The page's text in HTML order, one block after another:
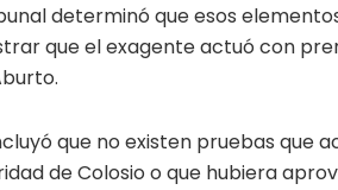
determinó que esos
que el exagente actuó con
que no existen pruebas que
de Colosio o que hubiera